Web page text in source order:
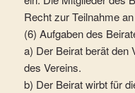
Recht zur Teilnahme
(6) Aufgaben des
a) Der Beirat berät den
des Vereins.
b) Der Beirat wirbt für